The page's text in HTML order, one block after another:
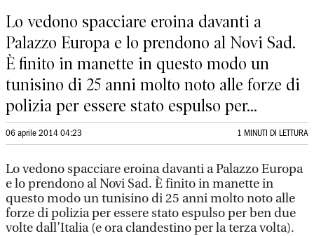
Lo vedono spacciare eroina davanti a
Palazzo Europa e lo prendono al Novi Sad.
È finito in manette in questo modo un
tunisino di 25 anni molto noto alle forze di
polizia per essere stato espulso per...
06 aprile 2014 04:23 1 MINUTI DI LETTURA
Lo vedono spacciare eroina davanti a Palazzo Europa
e lo prendono al Novi Sad. È finito in manette in
questo modo un tunisino di 25 anni molto noto alle
forze di polizia per essere stato espulso per ben due
volte dall’Italia (e ora clandestino per la terza volta).